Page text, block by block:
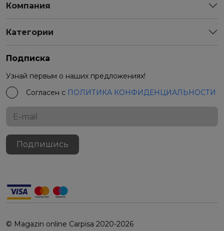
Компания
Категории
Подписка
Узнай первым о наших предложениях!
Согласен с ПОЛИТИКА КОНФИДЕНЦИАЛЬНОСТИ
Подпишись
© Magazin online Carpisa 2020-2026